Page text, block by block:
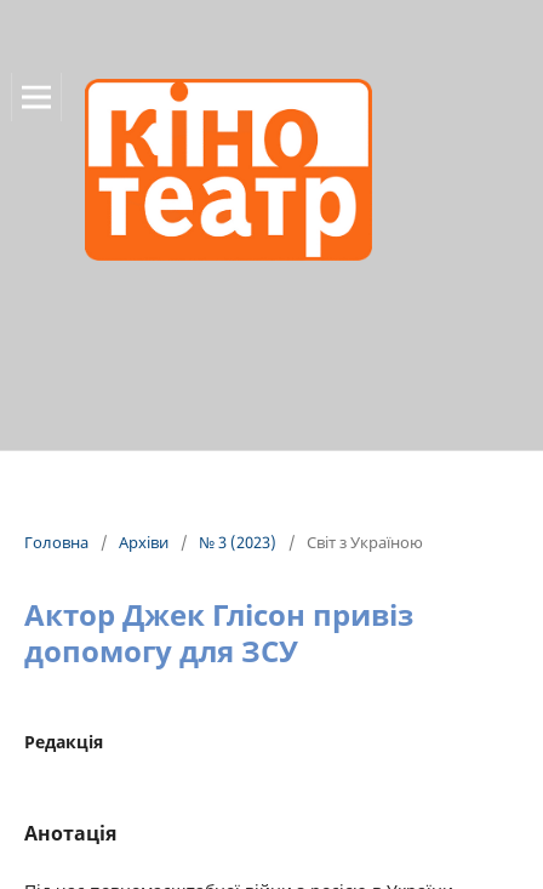
Головна / Архіви / № 3 (2023) / Світ з Україною
Актор Джек Глісон привіз
допомогу для ЗСУ
Редакція
Анотація